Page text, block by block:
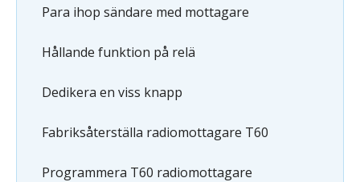
Para ihop sändare med mottagare
Hållande funktion på relä
Dedikera en viss knapp
Fabriksåterställa radiomottagare T60
Programmera T60 radiomottagare